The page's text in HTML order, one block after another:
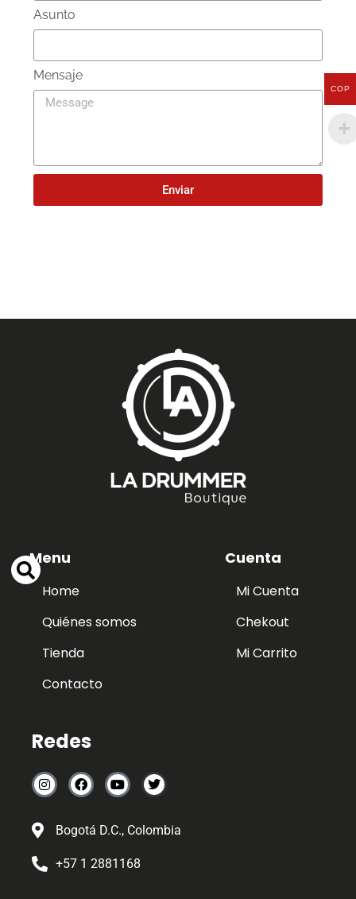
Asunto
Mensaje
Enviar
Menu
Home
Quiénes somos
Tienda
Contacto
Cuenta
Mi Cuenta
Chekout
Mi Carrito
Redes
Bogotá D.C., Colombia
+57 1 2881168
COP